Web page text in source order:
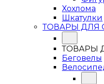
Хохлома
Шкатулки
ТОВАРЫ ДЛЯ
ТОВАРЫ
Беговелы